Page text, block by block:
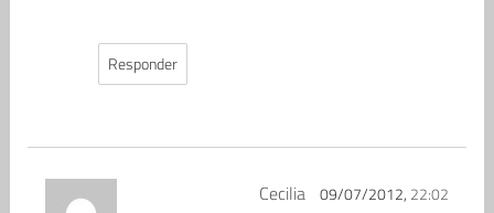
Responder
Cecilia 09/07/2012, 22:02